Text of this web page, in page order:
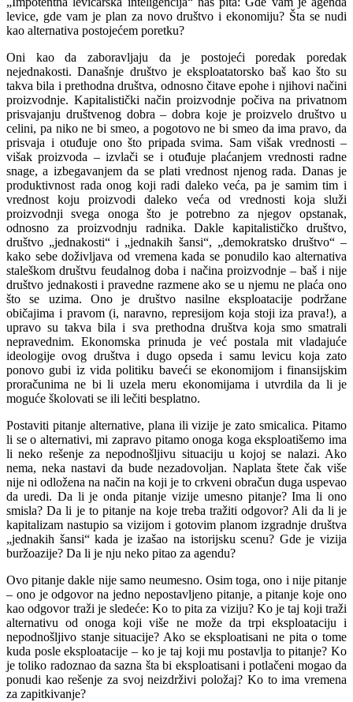
levice, gde vam je plan za novo društvo i ekonomiju? Šta se nudi
kao alternativa postojećem poretku?
Oni kao da zaboravljaju da je postojeći poredak poredak
nejednakosti. Današnje društvo je eksploatatorsko baš kao što su
takva bila i prethodna društva, odnosno čitave epohe i njihovi načini
proizvodnje. Kapitalistički način proizvodnje počiva na privatnom
prisvajanju društvenog dobra – dobra koje je proizvelo društvo u
celini, pa niko ne bi smeo, a pogotovo ne bi smeo da ima pravo, da
prisvaja i otuđuje ono što pripada svima. Sam višak vrednosti –
višak proizvoda – izvlači se i otuđuje plaćanjem vrednosti radne
snage, a izbegavanjem da se plati vrednost njenog rada. Danas je
produktivnost rada onog koji radi daleko veća, pa je samim tim i
vrednost koju proizvodi daleko veća od vrednosti koja služi
proizvodnji svega onoga što je potrebno za njegov opstanak,
odnosno za proizvodnju radnika. Dakle kapitalističko društvo,
društvo „jednakosti“ i „jednakih šansi“, „demokratsko društvo“ –
kako sebe doživljava od vremena kada se ponudilo kao alternativa
staleškom društvu feudalnog doba i načina proizvodnje – baš i nije
društvo jednakosti i pravedne razmene ako se u njemu ne plaća ono
što se uzima. Ono je društvo nasilne eksploatacije podržane
običajima i pravom (i, naravno, represijom koja stoji iza prava!), a
upravo su takva bila i sva prethodna društva koja smo smatrali
nepravednim. Ekonomska prinuda je već postala mit vladajuće
ideologije ovog društva i dugo opseda i samu levicu koja zato
ponovo gubi iz vida politiku baveći se ekonomijom i finansijskim
proračunima ne bi li uzela meru ekonomijama i utvrdila da li je
moguće školovati se ili lečiti besplatno.
Postaviti pitanje alternative, plana ili vizije je zato smicalica. Pitamo
li se o alternativi, mi zapravo pitamo onoga koga eksploatišemo ima
li neko rešenje za nepodnošljivu situaciju u kojoj se nalazi. Ako
nema, neka nastavi da bude nezadovoljan. Naplata štete čak više
nije ni odložena na način na koji je to crkveni obračun duga uspevao
da uredi. Da li je onda pitanje vizije umesno pitanje? Ima li ono
smisla? Da li je to pitanje na koje treba tražiti odgovor? Ali da li je
kapitalizam nastupio sa vizijom i gotovim planom izgradnje društva
„jednakih šansi“ kada je izašao na istorijsku scenu? Gde je vizija
buržoazije? Da li je nju neko pitao za agendu?
Ovo pitanje dakle nije samo neumesno. Osim toga, ono i nije pitanje
– ono je odgovor na jedno nepostavljeno pitanje, a pitanje koje ono
kao odgovor traži je sledeće: Ko to pita za viziju? Ko je taj koji traži
alternativu od onoga koji više ne može da trpi eksploataciju i
nepodnošljivo stanje situacije? Ako se eksploatisani ne pita o tome
kuda posle eksploatacije – ko je taj koji mu postavlja to pitanje? Ko
je toliko radoznao da sazna šta bi eksploatisani i potlačeni mogao da
ponudi kao rešenje za svoj neizdrživi položaj? Ko to ima vremena
za zapitkivanje?